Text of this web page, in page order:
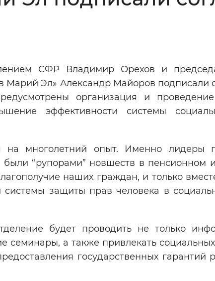
Остановить Повторить
СФР Владимир Орехов и
Марий Эл» Александр Майоров подписали
организация и
эффективности системы
на многолетний опыт. Именно лидеры
“рупорами” новшеств в пенсионном
наших граждан, и только
системы защиты прав человека в
будет проводить не только
а также привлекать
государственных гарантий